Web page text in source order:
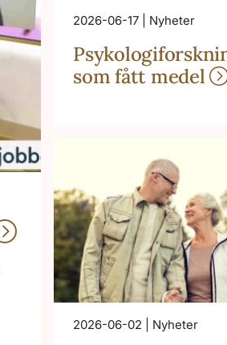
2026-06-17 | Nyheter
som fått medel
2026-06-02 | Nyheter